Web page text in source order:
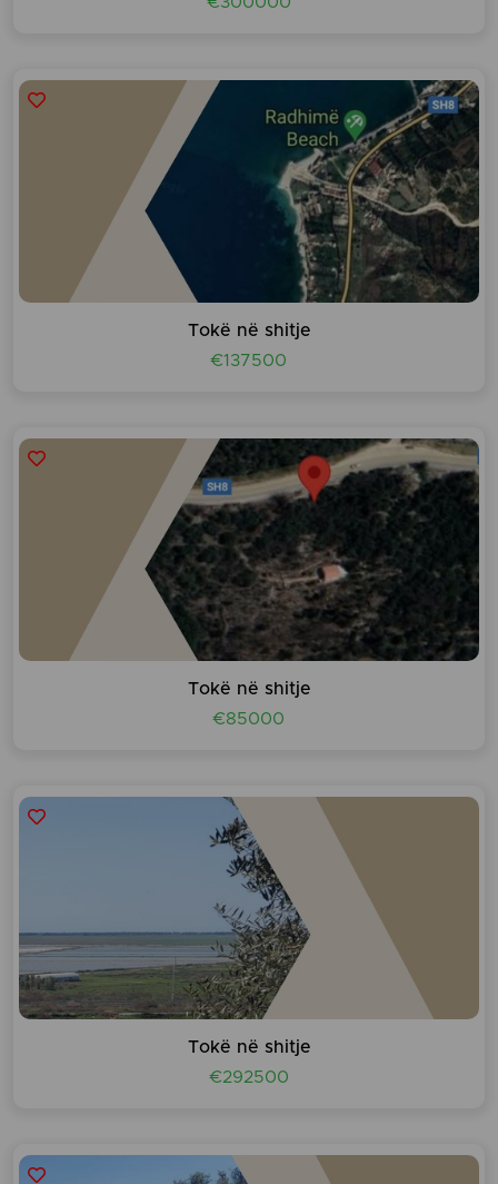
Tokë në shitje
€137500
Tokë në shitje
€85000
Tokë në shitje
€292500